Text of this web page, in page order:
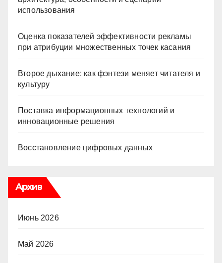
использования
Оценка показателей эффективности рекламы
при атрибуции множественных точек касания
Второе дыхание: как фэнтези меняет читателя и
культуру
Поставка информационных технологий и
инновационные решения
Восстановление цифровых данных
Архив
Июнь 2026
Май 2026